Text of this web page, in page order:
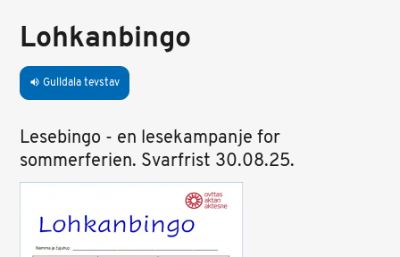
Lohkanbingo
volume_up Gulldala tevstav
Lesebingo - en lesekampanje for
sommerferien. Svarfrist 30.08.25.